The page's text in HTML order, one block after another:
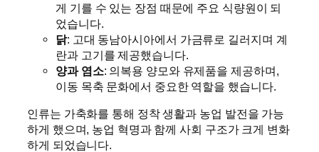
게 기를 수 있는 장점 때문에 주요 식량원이 되
었습니다.
닭: 고대 동남아시아에서 가금류로 길러지며 계
란과 고기를 제공했습니다.
양과 염소: 의복용 양모와 유제품을 제공하며,
이동 목축 문화에서 중요한 역할을 했습니다.
인류는 가축화를 통해 정착 생활과 농업 발전을 가능
하게 했으며, 농업 혁명과 함께 사회 구조가 크게 변화
하게 되었습니다.